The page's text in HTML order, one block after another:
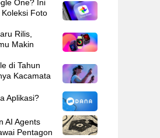
One? Ini
Foto
Rilis,
Makin
di Tahun
Kacamata
Aplikasi?
AI Agents
Pentagon